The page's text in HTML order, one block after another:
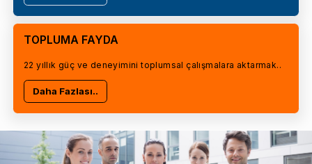
TOPLUMA FAYDA
22 yıllık güç ve deneyimini toplumsal çalışmalara aktarmak..
Daha Fazlası..